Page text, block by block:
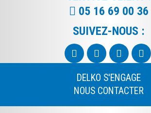
05 16 69 00 36
SUIVEZ-NOUS :
DELKO S'ENGAGE
NOUS CONTACTER